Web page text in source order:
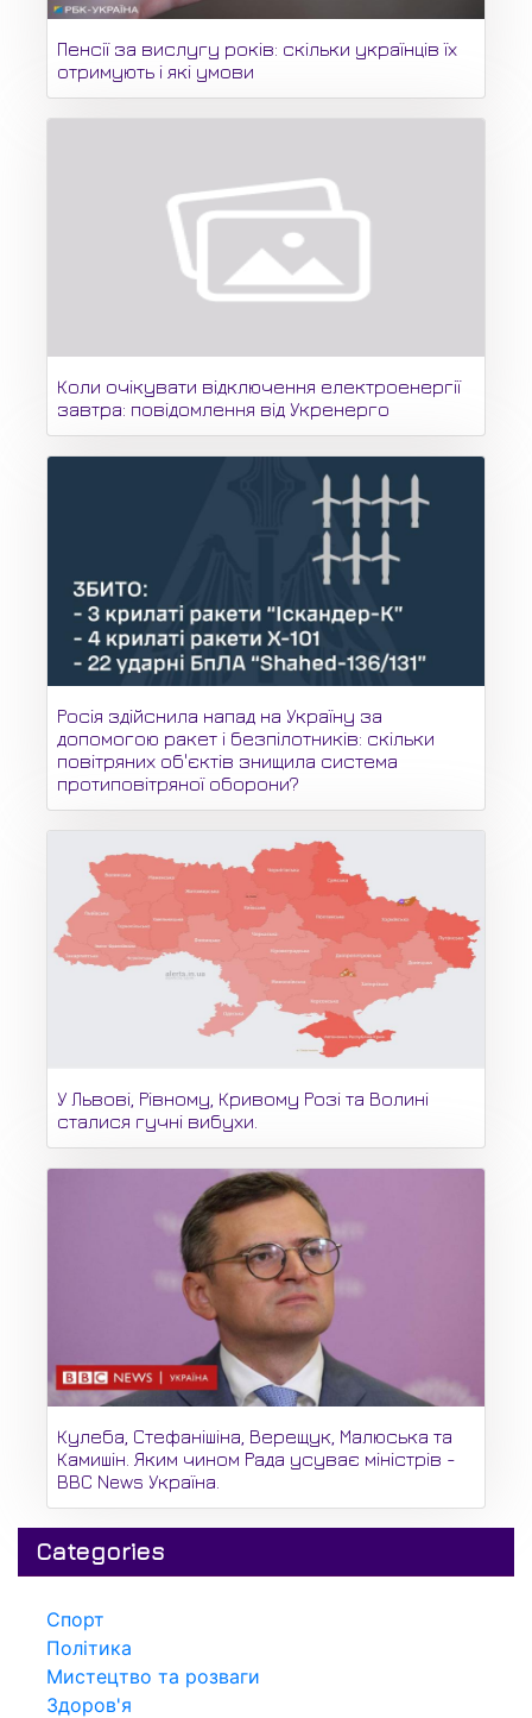
Пенсії за вислугу років: скільки українців їх
отримують і які умови
Коли очікувати відключення електроенергії
завтра: повідомлення від Укренерго
Росія здійснила напад на Україну за
допомогою ракет і безпілотників: скільки
повітряних об'єктів знищила система
протиповітряної оборони?
У Львові, Рівному, Кривому Розі та Волині
сталися гучні вибухи.
Кулеба, Стефанішіна, Верещук, Малюська та
Камишін. Яким чином Рада усуває міністрів -
BBC News Україна.
Categories
Спорт
Політика
Мистецтво та розваги
Здоров'я